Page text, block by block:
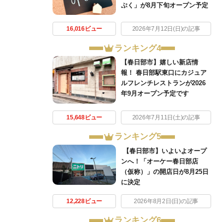
ぷく」が8月下旬オープン予定
16,016ビュー 2026年7月12日(日)の記事
ランキング4
【春日部市】嬉しい新店情
報！ 春日部駅東口にカジュア
ルフレンチレストランが2026
年9月オープン予定です
15,648ビュー 2026年7月11日(土)の記事
ランキング5
【春日部市】いよいよオープ
ンへ！「オーケー春日部店
（仮称）」の開店日が8月25日
に決定
12,228ビュー 2026年8月2日(日)の記事